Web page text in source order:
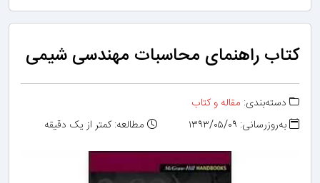
کتاب راهنمای محاسبات مهندسی شیمی
دسته‌بندی: مقاله و کتاب
به‌روزرسانی: ۱۳۹۳/۰۵/۰۹
مطالعه: کمتر از یک دقیقه